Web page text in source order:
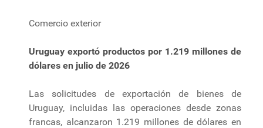
Comercio exterior
Uruguay exportó productos por 1.219 millones de
dólares en julio de 2026
Las solicitudes de exportación de bienes de
Uruguay, incluidas las operaciones desde zonas
francas, alcanzaron 1.219 millones de dólares en